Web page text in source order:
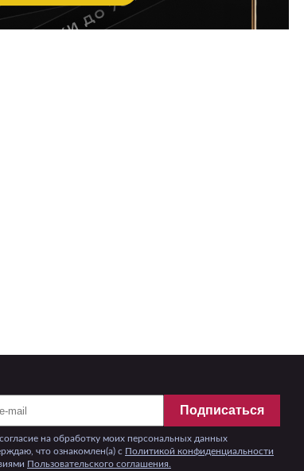
Подписаться
на обработку моих персональных данных
что ознакомлен(а) с Политикой конфиденциальности
Пользовательского соглашения.